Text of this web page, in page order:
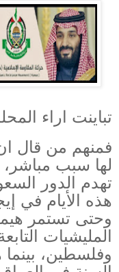
تباينت اراء
فمنهم من قال
لها سبب مباشر،
تهدم الدور
هذه الأيام في
وحتى تستمر
المليشيات
وفلسطين،